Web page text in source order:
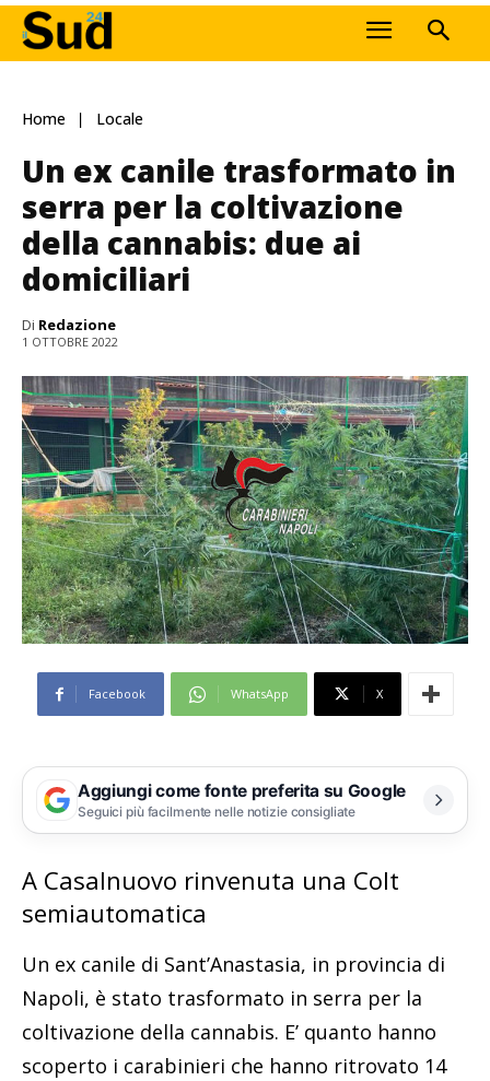
Home Locale
Un ex canile trasformato in
serra per la coltivazione
della cannabis: due ai
domiciliari
Di Redazione
1 OTTOBRE 2022
Facebook WhatsApp X
Aggiungi come fonte preferita su Google
Seguici più facilmente nelle notizie consigliate
A Casalnuovo rinvenuta una Colt
semiautomatica
Un ex canile di Sant’Anastasia, in provincia di
Napoli, è stato trasformato in serra per la
coltivazione della cannabis. E’ quanto hanno
scoperto i carabinieri che hanno ritrovato 14